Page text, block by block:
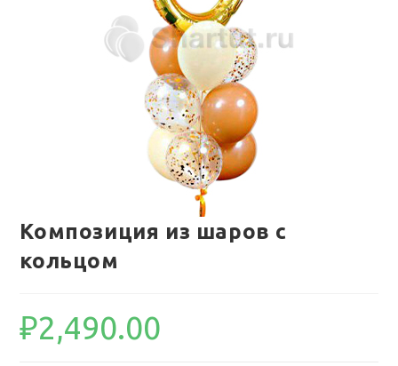
Композиция из шаров с
кольцом
₽2,490.00